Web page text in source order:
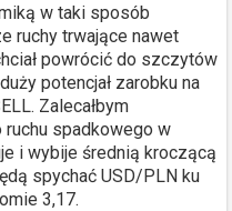
w taki sposób
ruchy trwające nawet
powrócić do szczytów
potencjał zarobku na
Zalecałbym
spadkowego w
i wybije średnią kroczącą
spychać USD/PLN ku
3,17.